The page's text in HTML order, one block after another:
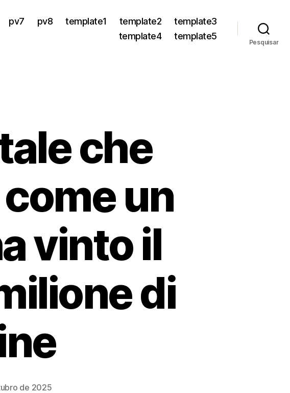
pv7 pv8 template1 template2
template3
template4
template5
Pesquisar
che
un
vinto il
di
de 2025